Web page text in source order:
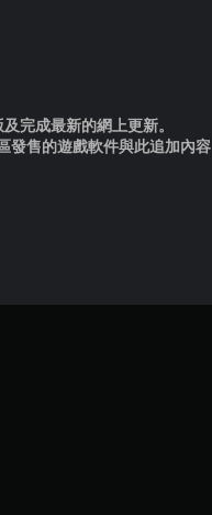
完成最新的網上更新。
發售的遊戲軟件與此追加內容